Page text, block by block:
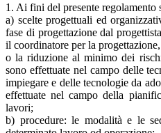
1. Ai fini del presente regolamento
a) scelte progettuali ed
fase di progettazione dal
il coordinatore per la
o la riduzione al minimo dei
sono effettuate nel campo delle
impiegare e delle tecnologie da
effettuate nel campo della
lavori;
b) procedure: le modalità e le